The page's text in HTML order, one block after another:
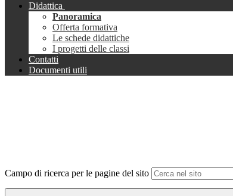
Didattica
Panoramica
Offerta formativa
Le schede didattiche
I progetti delle classi
Contatti
Documenti utili
Campo di ricerca per le pagine del sito